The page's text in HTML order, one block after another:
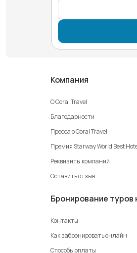
Компания
О Coral Travel
Благодарности
Пресса о Coral Travel
Премия Starway World Best
Реквизиты компаний
Оставить отзыв
Бронирование туров
Контакты
Как забронировать онлайн
Способы оплаты